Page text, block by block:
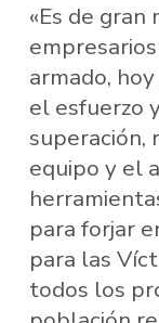
«Es de
armado,
el esfuerzo
superación,
equipo y el
para forjar
para las
todos los